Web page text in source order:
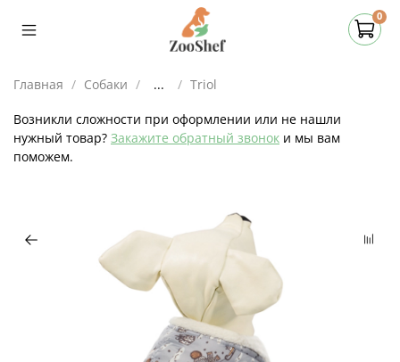
0
Главная Собаки ... Triol
Возникли сложности при оформлении или не нашли
нужный товар? Закажите обратный звонок и мы вам
поможем.